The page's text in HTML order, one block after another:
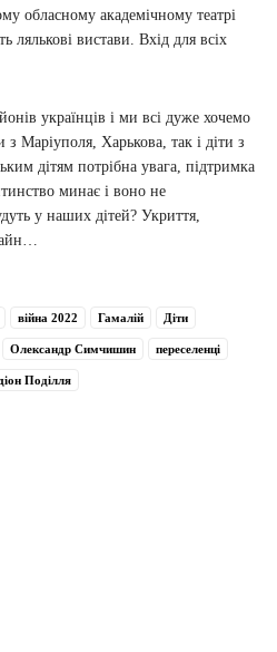
обласному академічному театрі
лялькові вистави. Вхід для всіх
українців і ми всі дуже хочемо
Маріуполя, Харькова, так і діти з
дітям потрібна увага, підтримка
минає і воно не
у наших дітей? Укриття,
війна 2022 Гамалій Діти
Олександр Симчишин переселенці
Поділля